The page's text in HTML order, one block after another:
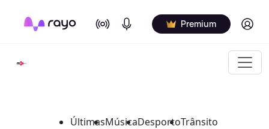
On Air Podcasts Premium Log in
ÚltimasMúsicaDesportoTrânsito